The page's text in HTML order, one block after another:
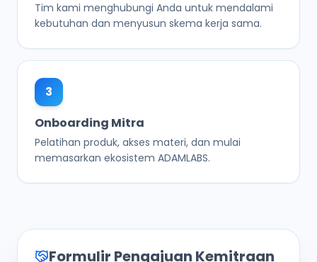
Tim kami menghubungi Anda untuk mendalami
kebutuhan dan menyusun skema kerja sama.
3
Onboarding Mitra
Pelatihan produk, akses materi, dan mulai
memasarkan ekosistem ADAMLABS.
Formulir Pengajuan Kemitraan